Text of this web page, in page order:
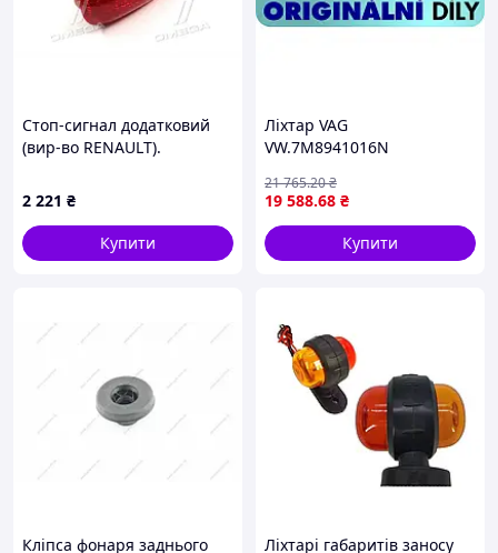
Стоп-сигнал додатковий
(вир-во RENAULT).
2 221 ₴
Купити
Ліхтар VAG
VW.7M8941016N
19 588.68 ₴
21 765.20₴
Купити
Кліпса фонаря заднього
Ліхтарі габаритів заносу